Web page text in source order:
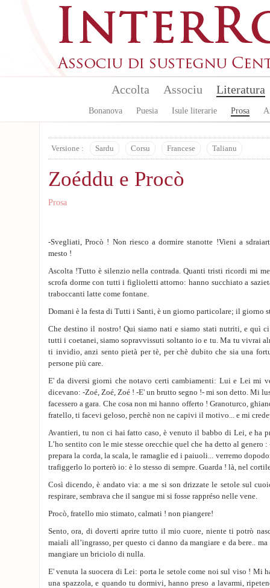
Accolta Associu Literatura
Bonanova Puesia Isule literarie Prosa
Versione : Sardu Corsu Francese Talianu
Zoéddu e Procò
Prosa
-Svegliati, Procò ! Non riesco a dormire stanotte !Vieni a
mesto !
Ascolta !Tutto è silenzio nella contrada. Quanti tristi ricordi mi
scrofa dorme con tutti i figlioletti attorno: hanno succhiato a
traboccanti latte come fontane.
Domani è la festa di Tutti i Santi, è un giorno particolare; il giorno
Che destino il nostro! Qui siamo nati e siamo stati nutriti, e quì
tutti i coetanei, siamo sopravvissuti soltanto io e tu. Ma tu vivrai
ti invidio, anzi sento pietà per tè, per chè dubito che sia una
persone più care.
E' da diversi giorni che notavo certi cambiamenti: Lui e Lei mi
dicevano: -Zoé, Zoé, Zoé ! -E' un brutto segno !- mi son detto. Mi
facessero a gara. Che cosa non mi hanno offerto ! Granoturco,
fratello, ti facevi geloso, perchè non ne capivi il motivo... e mi
Avantieri, tu non ci hai fatto caso, è venuto il babbo di Lei, e ha
L’ho sentito con le mie stesse orecchie quel che ha detto al
prepara la corda, la scala, le ramaglie ed i paiuoli... verremo
trafiggerlo lo porterò io: è lo stesso di sempre. Guarda ! là, nel
Così dicendo, è andato via: a me si son drizzate le setole sul
respirare, sembrava che il sangue mi si fosse rappréso nelle vene.
Procò, fratello mio stimato, calmati ! non piangere!
Sento, ora, di doverti aprire tutto il mio cuore, niente ti potrò
maiali all’ingrasso, per questo ci danno da mangiare e da bere..
mangiare un briciolo di nulla.
E' venuta la suocera di Lei: porta le setole come noi sul viso ! Mi
una spazzola, e quando tu dormivi, hanno preso a lavarmi,